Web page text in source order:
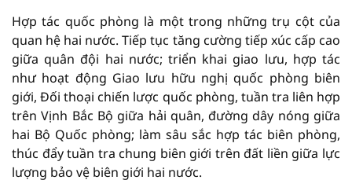
Hợp tác quốc phòng là một trong những trụ cột của
quan hệ hai nước. Tiếp tục tăng cường tiếp xúc cấp cao
giữa quân đội hai nước; triển khai giao lưu, hợp tác
như hoạt động Giao lưu hữu nghị quốc phòng biên
giới, Đối thoại chiến lược quốc phòng, tuần tra liên hợp
trên Vịnh Bắc Bộ giữa hải quân, đường dây nóng giữa
hai Bộ Quốc phòng; làm sâu sắc hợp tác biên phòng,
thúc đẩy tuần tra chung biên giới trên đất liền giữa lực
lượng bảo vệ biên giới hai nước.